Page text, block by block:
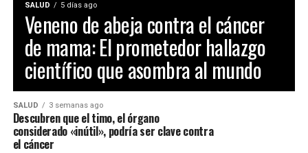
SALUD 5 días ago
Veneno de abeja contra el cáncer
de mama: El prometedor hallazgo
científico que asombra al mundo
SALUD 3 semanas ago
Descubren que el timo, el órgano
considerado «inútil», podría ser clave contra
el cáncer